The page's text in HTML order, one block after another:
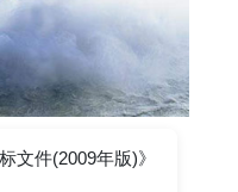
文件(2009年版)》